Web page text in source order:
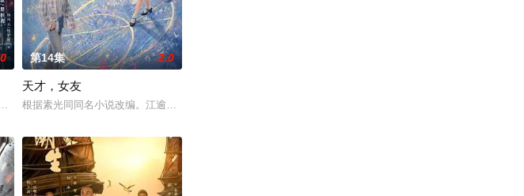
她被他从
“十二生肖”离奇流血炸裂，惨遭满门流放，楚父以死鸣冤。楚家大小姐楚梓鸢带
第14集 2.0
天才，女友
根据素光同同名小说改编。江逾白长大以后，林知夏忽然对他说：“江逾白，我喜欢你，哲学和生物学意义上的